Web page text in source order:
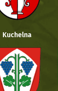
Kuchelna